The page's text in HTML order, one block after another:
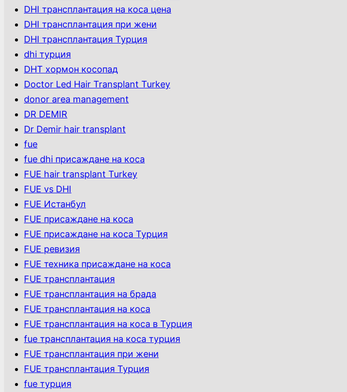
DHI трансплантация на коса цена
DHI трансплантация при жени
DHI трансплантация Турция
dhi турция
DHT хормон косопад
Doctor Led Hair Transplant Turkey
donor area management
DR DEMIR
Dr Demir hair transplant
fue
fue dhi присаждане на коса
FUE hair transplant Turkey
FUE vs DHI
FUE Истанбул
FUE присаждане на коса
FUE присаждане на коса Турция
FUE ревизия
FUE техника присаждане на коса
FUE трансплантация
FUE трансплантация на брада
FUE трансплантация на коса
FUE трансплантация на коса в Турция
fue трансплантация на коса турция
FUE трансплантация при жени
FUE трансплантация Турция
fue турция